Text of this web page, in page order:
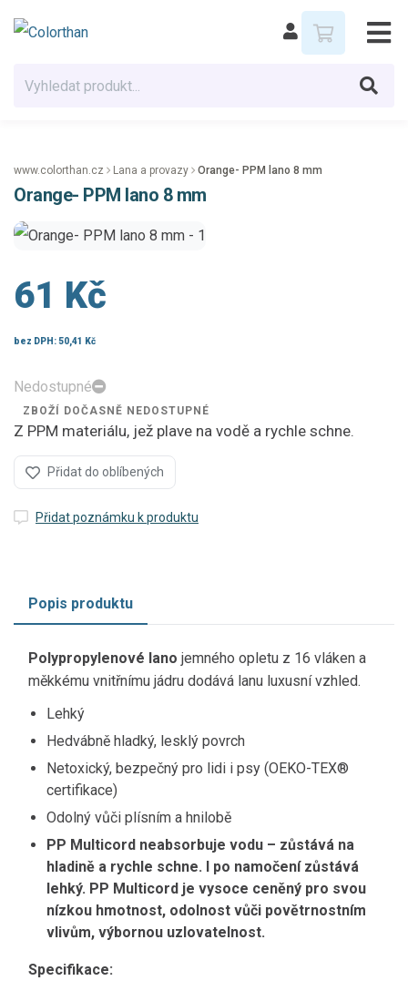
www.colorthan.cz Lana a provazy Orange- PPM lano 8 mm
Orange- PPM lano 8 mm
Z PPM materiálu, jež plave na vodě a rychle schne.
61 Kč
bez DPH:50,41 Kč
Přidat do oblíbených
Přidat poznámku k produktu
Nedostupné
ZBOŽÍ DOČASNĚ NEDOSTUPNÉ
Popis produktu
Polypropylenové lano jemného opletu z 16 vláken a
měkkému vnitřnímu jádru dodává lanu luxusní vzhled.
Lehký
Hedvábně hladký, lesklý povrch
Netoxický, bezpečný pro lidi i psy (OEKO-TEX®
certifikace)
Odolný vůči plísním a hnilobě
PP Multicord neabsorbuje vodu – zůstává na
hladině a rychle schne. I po namočení zůstává
lehký. PP Multicord je vysoce ceněný pro svou
nízkou hmotnost, odolnost vůči povětrnostním
vlivům, výbornou uzlovatelnost.
Specifikace: